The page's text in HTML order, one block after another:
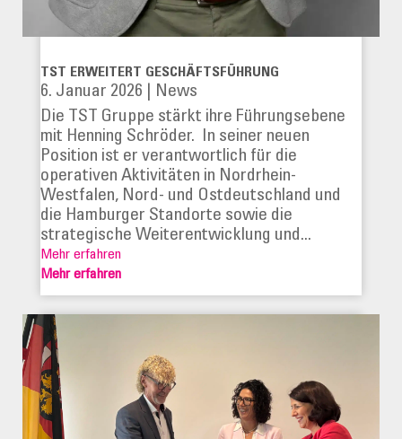
TST ERWEITERT GESCHÄFTSFÜHRUNG
6. Januar 2026
News
Die TST Gruppe stärkt ihre Führungsebene
mit Henning Schröder. In seiner neuen
Position ist er verantwortlich für die
operativen Aktivitäten in Nordrhein-
Westfalen, Nord- und Ostdeutschland und
die Hamburger Standorte sowie die
strategische Weiterentwicklung und...
Mehr erfahren
Mehr erfahren